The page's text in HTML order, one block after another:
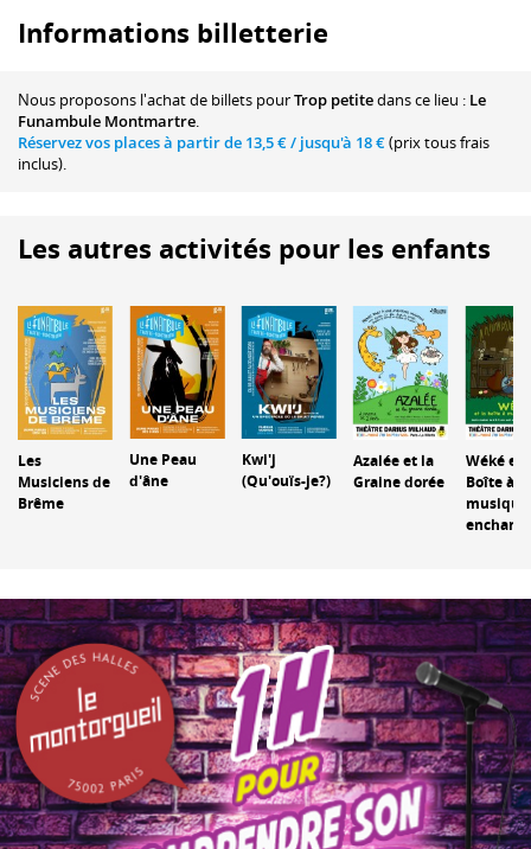
Informations billetterie
Nous proposons l'achat de billets pourTrop petitedans ce lieu : Le
Funambule Montmartre.
Réservez vos places à partir de 13,5 €/ jusqu'à 18 €(prix tous frais
inclus).
Les autres activités pour les enfants
Les
Musiciens de
Brême
Une Peau
d'âne
Kwi'j
(Qu'ouïs-je?)
Azalée et la
Graine dorée
Wéké et
Boîte à
musique